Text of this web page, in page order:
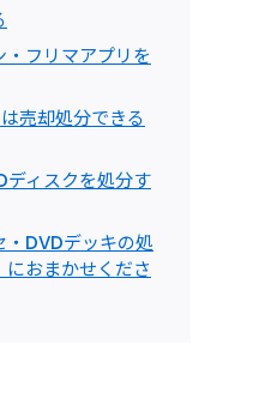
フリマアプリを
売却処分できる
ディスクを処分す
DVDデッキの処
おまかせくださ